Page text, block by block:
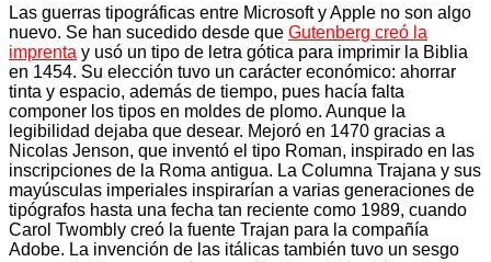
Las guerras tipográficas entre Microsoft y Apple no son algo
nuevo. Se han sucedido desde que Gutenberg creó la
imprenta y usó un tipo de letra gótica para imprimir la Biblia
en 1454. Su elección tuvo un carácter económico: ahorrar
tinta y espacio, además de tiempo, pues hacía falta
componer los tipos en moldes de plomo. Aunque la
legibilidad dejaba que desear. Mejoró en 1470 gracias a
Nicolas Jenson, que inventó el tipo Roman, inspirado en las
inscripciones de la Roma antigua. La Columna Trajana y sus
mayúsculas imperiales inspirarían a varias generaciones de
tipógrafos hasta una fecha tan reciente como 1989, cuando
Carol Twombly creó la fuente Trajan para la compañía
Adobe. La invención de las itálicas también tuvo un sesgo